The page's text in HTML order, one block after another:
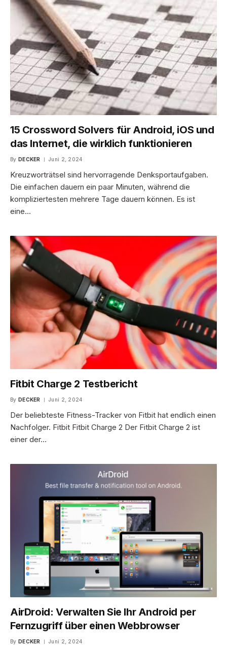
15 Crossword Solvers für Android, iOS und
das Internet, die wirklich funktionieren
By DECKER Juni 2, 2024
Kreuzworträtsel sind hervorragende Denksportaufgaben.
Die einfachen dauern ein paar Minuten, während die
kompliziertesten mehrere Tage dauern können. Es ist
eine…
Fitbit Charge 2 Testbericht
By DECKER Juni 2, 2024
Der beliebteste Fitness-Tracker von Fitbit hat endlich einen
Nachfolger. Fitbit Fitbit Charge 2 Der Fitbit Charge 2 ist
einer der…
AirDroid: Verwalten Sie Ihr Android per
Fernzugriff über einen Webbrowser
By DECKER Juni 2, 2024